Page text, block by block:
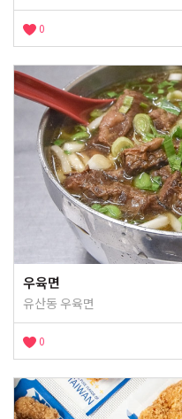
0
우육면
유산동 우육면
0